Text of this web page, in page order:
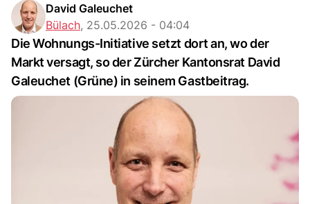
David Galeuchet
Bülach, 25.05.2026 - 04:04
Die Wohnungs-Initiative setzt dort an, wo der
Markt versagt, so der Zürcher Kantonsrat David
Galeuchet (Grüne) in seinem Gastbeitrag.